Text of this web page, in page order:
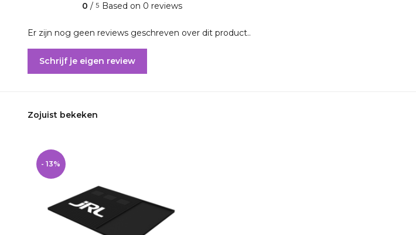
0 / 5 Based on 0 reviews
Er zijn nog geen reviews geschreven over dit product..
Schrijf je eigen review
Zojuist bekeken
- 13%